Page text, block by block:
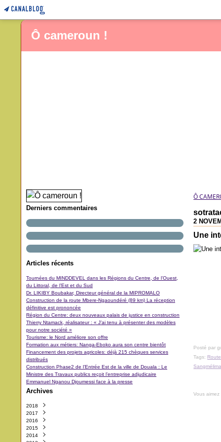
Ô cameroun !
Derniers commentaires
Articles récents
Tournées du MINDDEVEL dans les Régions du Centre, de l’Ouest,
du Littoral, de l’Est et du Sud
Dr. LIKIBY Boubakar, Directeur général de la MIPROMALO
Construction de la route Mbere-Ngaoundéré (89 km) La réception
définitive est prononcée
Région du Centre: deux nouveaux palais de justice en construction
Thierry Ntamack, réalisateur : « J’ai tenu à présenter des modèles
pour notre société »
Tourisme: le Nord améliore son offre
Formation aux métiers: Nanga-Eboko aura son centre bientôt
Financement des projets agricoles: déjà 215 chèques services
distribués
Construction Phase2 de l’Entrée Est de la ville de Douala : Le
Ministre des Travaux publics reçoit l’entreprise adjudicaire
Emmanuel Nganou Djoumessi face à la presse
Archives
2018
Octobre
Septembre
Août
Juillet
2017
Décembre
Novembre
Octobre
2016
Décembre
Novembre
2015
Décembre
2014
Ô
2
Une
Posté par
Tags:
Sangmélima
Vous aimez